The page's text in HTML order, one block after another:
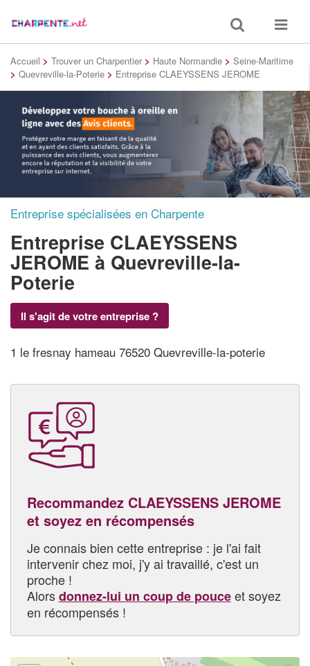
Toggle
search
Toggle
Accueil > Trouver un Charpentier > Haute Normandie > Seine-Maritime
> Quevreville-la-Poterie > Entreprise CLAEYSSENS JEROME
Entreprise spécialisées en Charpente
Entreprise CLAEYSSENS
JEROME à Quevreville-la-
Poterie
Il s'agit de votre entreprise ?
1 le fresnay hameau 76520 Quevreville-la-poterie
Recommandez CLAEYSSENS JEROME
et soyez en récompensés
Je connais bien cette entreprise : je l'ai fait
intervenir chez moi, j'y ai travaillé, c'est un
proche !
Alorsdonnez-lui un coup de pouceet soyez
en récompensés !